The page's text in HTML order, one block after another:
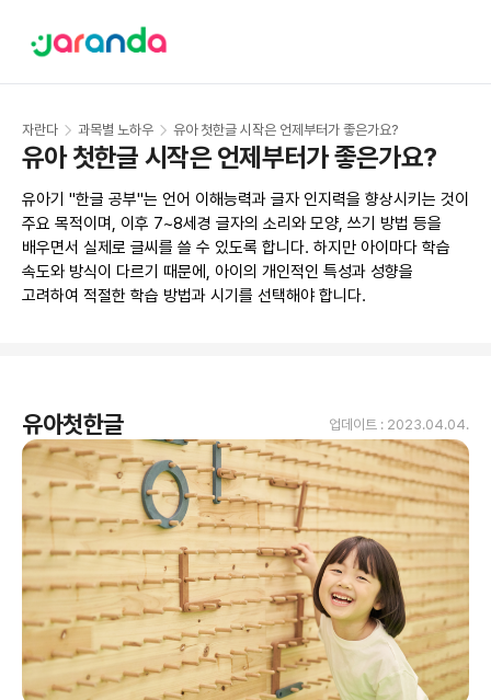
자란다 과목별 노하우 유아 첫한글 시작은 언제부터가 좋은가요?
유아 첫한글 시작은 언제부터가 좋은가요?
유아기 "한글 공부"는 언어 이해능력과 글자 인지력을 향상시키는 것이
주요 목적이며, 이후 7~8세경 글자의 소리와 모양, 쓰기 방법 등을
배우면서 실제로 글씨를 쓸 수 있도록 합니다. 하지만 아이마다 학습
속도와 방식이 다르기 때문에, 아이의 개인적인 특성과 성향을
고려하여 적절한 학습 방법과 시기를 선택해야 합니다.
유아첫한글 업데이트 : 2023.04.04.